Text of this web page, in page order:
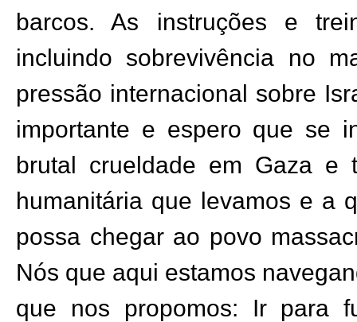
barcos. As instruções e
incluindo sobrevivência no
pressão internacional sobre
importante e espero que se
brutal crueldade em Gaza
humanitária que levamos e a
possa chegar ao povo
Nós que aqui estamos
que nos propomos: Ir para